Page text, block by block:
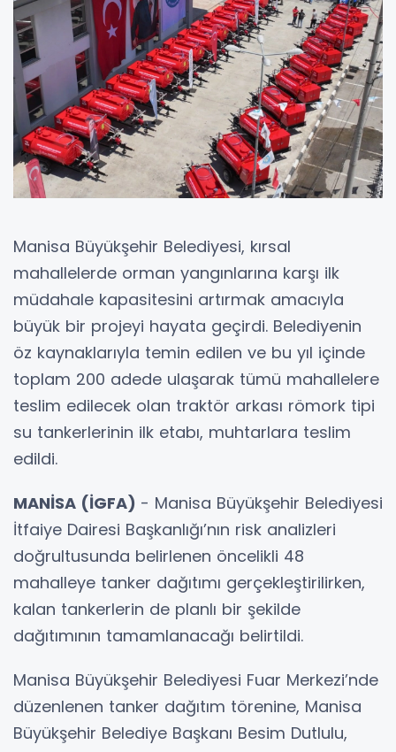
Manisa Büyükşehir Belediyesi, kırsal
mahallelerde orman yangınlarına karşı ilk
müdahale kapasitesini artırmak amacıyla
büyük bir projeyi hayata geçirdi. Belediyenin
öz kaynaklarıyla temin edilen ve bu yıl içinde
toplam 200 adede ulaşarak tümü mahallelere
teslim edilecek olan traktör arkası römork tipi
su tankerlerinin ilk etabı, muhtarlara teslim
edildi.
MANİSA (İGFA) - Manisa Büyükşehir Belediyesi
İtfaiye Dairesi Başkanlığı’nın risk analizleri
doğrultusunda belirlenen öncelikli 48
mahalleye tanker dağıtımı gerçekleştirilirken,
kalan tankerlerin de planlı bir şekilde
dağıtımının tamamlanacağı belirtildi.
Manisa Büyükşehir Belediyesi Fuar Merkezi’nde
düzenlenen tanker dağıtım törenine, Manisa
Büyükşehir Belediye Başkanı Besim Dutlulu,